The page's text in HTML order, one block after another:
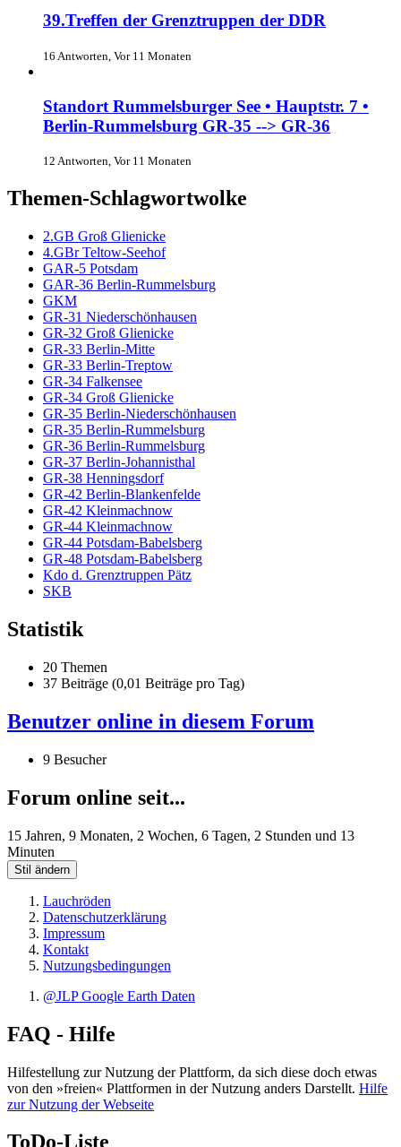
39.Treffen der Grenztruppen der DDR
16 Antworten, Vor 11 Monaten
Standort Rummelsburger See • Hauptstr. 7 •
Berlin-Rummelsburg GR-35 --> GR-36
12 Antworten, Vor 11 Monaten
Themen-Schlagwortwolke
2.GB Groß Glienicke
4.GBr Teltow-Seehof
GAR-5 Potsdam
GAR-36 Berlin-Rummelsburg
GKM
GR-31 Niederschönhausen
GR-32 Groß Glienicke
GR-33 Berlin-Mitte
GR-33 Berlin-Treptow
GR-34 Falkensee
GR-34 Groß Glienicke
GR-35 Berlin-Niederschönhausen
GR-35 Berlin-Rummelsburg
GR-36 Berlin-Rummelsburg
GR-37 Berlin-Johannisthal
GR-38 Henningsdorf
GR-42 Berlin-Blankenfelde
GR-42 Kleinmachnow
GR-44 Kleinmachnow
GR-44 Potsdam-Babelsberg
GR-48 Potsdam-Babelsberg
Kdo d. Grenztruppen Pätz
SKB
Statistik
20 Themen
37 Beiträge (0,01 Beiträge pro Tag)
Benutzer online in diesem Forum
9 Besucher
Forum online seit...
15 Jahren, 9 Monaten, 2 Wochen, 6 Tagen, 2 Stunden und 13
Minuten
Stil ändern
Lauchröden
Datenschutzerklärung
Impressum
Kontakt
Nutzungsbedingungen
@JLP Google Earth Daten
FAQ - Hilfe
Hilfestellung zur Nutzung der Plattform, da sich diese doch etwas
von den »freien« Plattformen in der Nutzung anders Darstellt. Hilfe
zur Nutzung der Webseite
ToDo-Liste